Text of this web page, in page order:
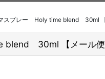
スプレー Holy time blend 30ml 【
30ml 【メール便